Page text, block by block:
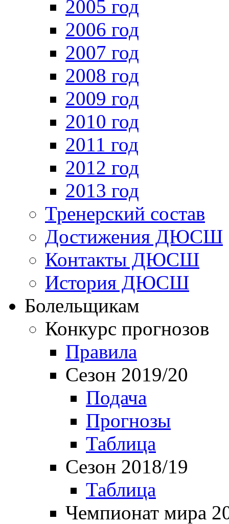
2005 год
2006 год
2007 год
2008 год
2009 год
2010 год
2011 год
2012 год
2013 год
Тренерский состав
Достижения ДЮСШ
Контакты ДЮСШ
История ДЮСШ
Болельщикам
Конкурс прогнозов
Правила
Сезон 2019/20
Подача
Прогнозы
Таблица
Сезон 2018/19
Таблица
Чемпионат мира